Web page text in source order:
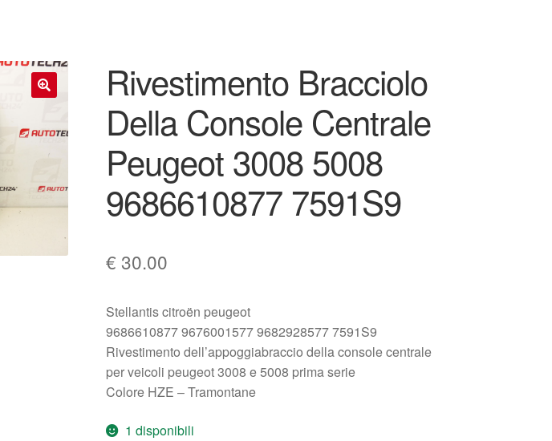
Rivestimento Bracciolo
Della Console Centrale
Peugeot 3008 5008
9686610877 7591S9
€ 30.00
Stellantis citroën peugeot
9686610877 9676001577 9682928577 7591S9
Rivestimento dell’appoggiabraccio della console centrale
per veicoli peugeot 3008 e 5008 prima serie
Colore HZE – Tramontane
1 disponibili